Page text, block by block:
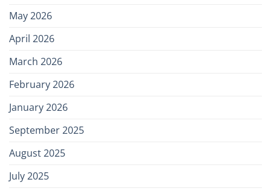
May 2026
April 2026
March 2026
February 2026
January 2026
September 2025
August 2025
July 2025